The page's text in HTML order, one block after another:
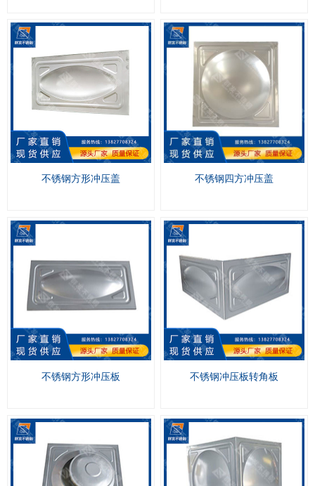
不锈钢方形冲压盖 不锈钢四方冲压盖
不锈钢方形冲压板 不锈钢冲压板转角板